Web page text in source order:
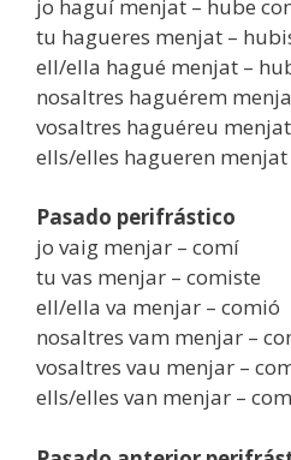
jo haguí menjat – hube
tu hagueres menjat –
ell/ella hagué menjat –
nosaltres haguérem
vosaltres haguéreu
ells/elles hagueren
Pasado perifrástico
jo vaig menjar – comí
tu vas menjar – comiste
ell/ella va menjar – comió
nosaltres vam menjar –
vosaltres vau menjar –
ells/elles van menjar –